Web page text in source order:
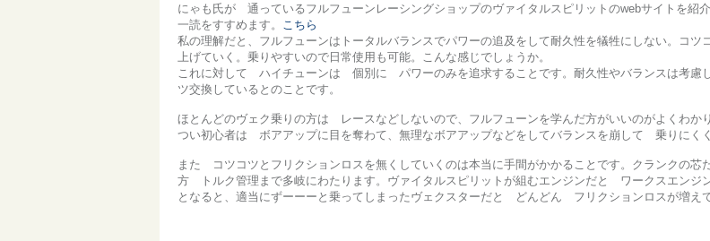
にゃも氏が 通っているフルフューンレーシングショップのヴァイタルスピリットのwebサイトを紹
一読をすすめます。
こちら
私の理解だと、フルフューンはトータルバランスでパワーの追及をして耐久性を犠牲にしない。コ
上げていく。乗りやすいので日常使用も可能。こんな感じでしょうか。
これに対して ハイチューンは 個別に パワーのみを追求することです。耐久性やバランスは考慮
ツ交換しているとのことです。
ほとんどのヴェク乗りの方は レースなどしないので、フルフューンを学んだ方がいいのがよくわかり
つい初心者は ボアアップに目を奪わて、無理なボアアップなどをしてバランスを崩して 乗りにくく
また コツコツとフリクションロスを無くしていくのは本当に手間がかかることです。クランクの芯
方 トルク管理まで多岐にわたります。ヴァイタルスピリットが組むエンジンだと ワークスエンジ
となると、適当にずーーーと乗ってしまったヴェクスターだと どんどん フリクションロスが増え